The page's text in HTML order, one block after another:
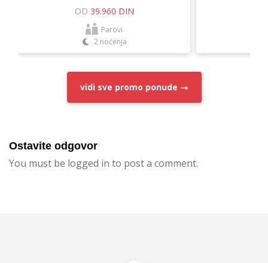
OD 39.960 DIN
Parovi
2 noćenja
vidi sve promo ponude
Ostavite odgovor
You must be logged in to post a comment.